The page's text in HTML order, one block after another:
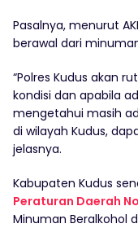
Pasalnya, menurut
berawal dari
“Polres Kudus akan
kondisi dan apabila
mengetahui masih
di wilayah Kudus,
jelasnya.
Kabupaten Kudus
Peraturan Daerah
Minuman Beralkohol